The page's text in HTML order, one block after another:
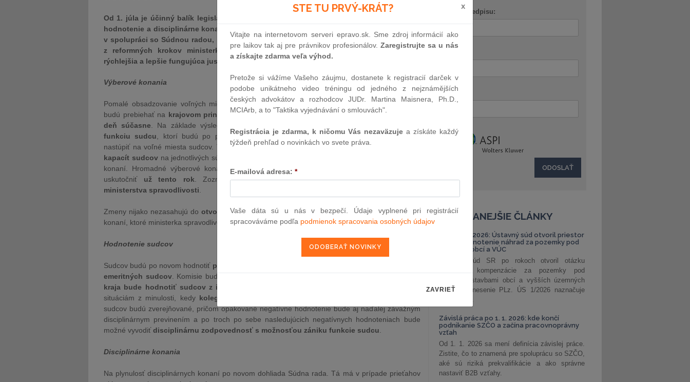
Od 1. júla je účinný balík legislatívnych zmien upravujúci výberové konania sudcov, ich
hodnotenie a disciplinárne konania. Novela zákona o sudcoch a prísediacich, pripravená
v spolupráci so Súdnou radou, bola schválená parlamentom 10. mája a predstavuje ďalší
z reformných krokov ministerky spravodlivosti Lucie Žitňanskej, ktorého cieľom je
rýchlejšia a lepšie fungujúca justícia na Slovensku.
Výberové konania
Pomalé obsadzovanie voľných miest majú za cieľ vyriešiťhromadné výberové konania. Tie
budú prebiehať na krajovom princípea uskutočnia savo všetkých ôsmich krajoch v jeden
deň súčasne . Na základe výsledkov výberového konania vznikne
funkciu sudcu , ktorí budú po potrebných previerkach a prípravnom vzdelávaní pripravení
nastúpiť na voľné miesta sudcov. Toto opatrenie umožnírýchlejšie a flexibilnejšie dopĺňanie
kapacít sudcovna jednotlivých súdoch čo môže prispieť napríklad aj k skráteniu dĺžky súdnych
konaní. Hromadné výberové konania budú
minimálne raz ročne
uskutočniť už tento rok . Zoznam úspešných kandidátov budezverejnený na webe
ministerstva spravodlivosti
Zmeny nijako nezasahujú dootvorenosti, transparentnosti ani verejnej kontrolyvýberových
konaní, ktoré ministerka spravodlivosti L. Žitňanská nastavila už v minulosti.
Hodnotenie sudcov
Sudcov budú po novom hodnotiť profesionálne hodnotiace komisie
emeritných sudcov. Komisie budú zložené na
kraja bude hodnotiť sudcov z iného kraja
situáciám z minulosti, kedy kolega hodnotil kolegu v rámci jedného súdu
sudcov budú zverejňované, pričom opakované negatívne hodnotenie bude aj naďalej závažným
disciplinárnym previnením a po troch po sebe nasledujúcich negatívnych hodnoteniach bude
možné vyvodiťdisciplinárnu zodpovednosť s možnosťou zániku funkcie sudcu
Disciplinárne konania
Na plynulosť disciplinárnych konaní po novom dohliada Súdna rada. Tá má v prípade prieťahov
Číslo predpisu:
Text:
NAJČÍTANEJŠIE ČLÁNKY
PLz. ÚS 1/2026: Ústavný súd otvoril priestor
na prehodnotenie náhrad za pozemky pod
stavbami obcí a VÚC
Ústavný súd SR po rokoch otvoril otázku
primeranej kompenzácie za pozemky pod
verejnými stavbami obcí a vyšších územných
celkov. Uznesenie PLz. ÚS 1/2026 naznačuje
odklon od...
Závislá práca po 1. 1. 2026: kde končí
podnikanie SZČO a začína pracovnoprávny
vzťah
Od 1. 1. 2026 sa mení definícia závislej práce.
Zistite, čo to znamená pre spoluprácu so SZČO,
aké sú riziká prekvalifikácie a ako správne
nastaviť B2B vzťahy.
STE TU PRVÝ-KRÁT? x
Vitajte na internetovom serveri epravo.sk. Sme zdroj informácií ako
pre laikov tak aj pre právnikov profesionálov. Zaregistrujte sa u nás
a získajte zdarma veľa výhod.
Pretože si vážíme Vašeho záujmu, dostanete k registracií darček v
podobe unikátneho video tréningu od jedného z nejznámějších
českých advokátov a rozhodcov JUDr. Martina Maisnera, Ph.D.,
MCIArb, a to "Taktika vyjednávání o smlouvách".
Registrácia je zdarma, k ničomu Vás nezaväzuje a získáte každý
týždeň prehľad o novinkách vo svete práva.
E-mailová adresa: *
Vaše dáta sú u nás v bezpečí. Údaje vyplnené pri registrácií
spracováváme podľa podmienok spracovania osobných údajov
ZAVRIEŤ